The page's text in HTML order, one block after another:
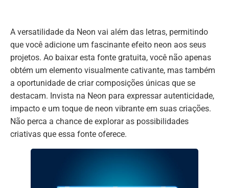
A versatilidade da Neon vai além das letras, permitindo
que você adicione um fascinante efeito neon aos seus
projetos. Ao baixar esta fonte gratuita, você não apenas
obtém um elemento visualmente cativante, mas também
a oportunidade de criar composições únicas que se
destacam. Invista na Neon para expressar autenticidade,
impacto e um toque de neon vibrante em suas criações.
Não perca a chance de explorar as possibilidades
criativas que essa fonte oferece.